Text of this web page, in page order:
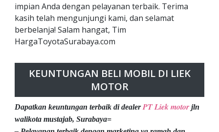
impian Anda dengan pelayanan terbaik. Terima
kasih telah mengunjungi kami, dan selamat
berbelanja! Salam hangat, Tim
HargaToyotaSurabaya.com
KEUNTUNGAN BELI MOBIL DI LIEK
MOTOR
Dapatkan keuntungan terbaik di dealerPT Liek motor jln
walikota mustajab, Surabaya=